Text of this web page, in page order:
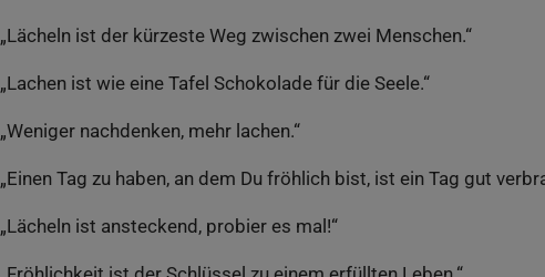
„Lächeln ist der kürzeste Weg zwischen zwei Menschen.“
„Lachen ist wie eine Tafel Schokolade für die Seele.“
„Weniger nachdenken, mehr lachen.“
„Einen Tag zu haben, an dem Du fröhlich bist, ist ein Tag gut
„Lächeln ist ansteckend, probier es mal!“